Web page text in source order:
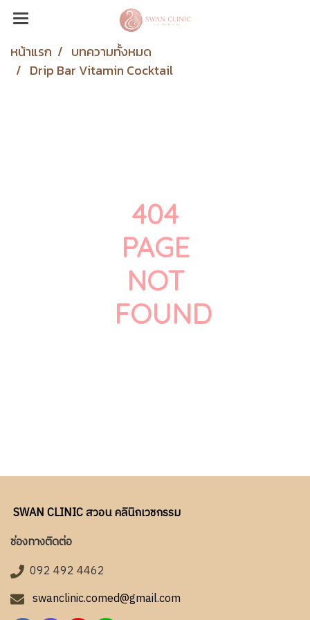
หน้าแรก
บทความทั้งหมด
Drip Bar Vitamin Cocktail
404
PAGE
NOT
FOUND
SWAN CLINIC สวอน คลินิกเวชกรรม
ช่องทางติดต่อ
092 492 4462
swanclinic.comed@gmail.com